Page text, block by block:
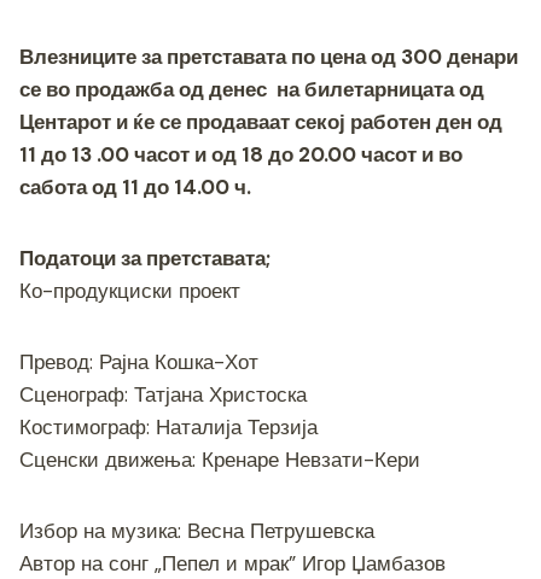
Влезниците за претставата по ценаод 300 денари
се во продажба од денес на билетарницата од
Центарот и ќе се продаваат секој работен ден од
11 до 13 .00 часот и од 18 до 20.00 часот и во
сабота од 11 до 14.00 ч.
Податоци за претставата;
Ко-продукциски проект
Превод: Рајна Кошка-Хот
Сценограф: Татјана Христоска
Костимограф: Наталија Терзија
Сценски движења: Кренаре Невзати-Кери
Избор на музика: Весна Петрушевска
Автор на сонг „Пепел и мрак” Игор Џамбазов